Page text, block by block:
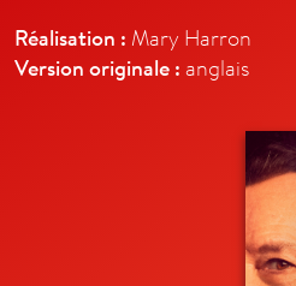
Réalisation : Mary Harron
Version originale : anglais